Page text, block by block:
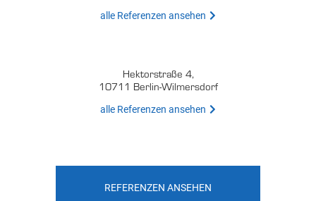
alle Referenzen ansehen
Hektorstraße 4,
10711 Berlin-Wilmersdorf
alle Referenzen ansehen
REFERENZEN ANSEHEN